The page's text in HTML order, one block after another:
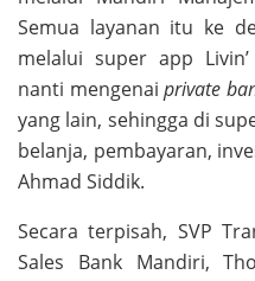
Semua layanan itu ke
melalui super app
nanti mengenaiprivate
yang lain, sehingga di
belanja, pembayaran,
Ahmad Siddik.
Secara terpisah, SVP
Sales Bank Mandiri,